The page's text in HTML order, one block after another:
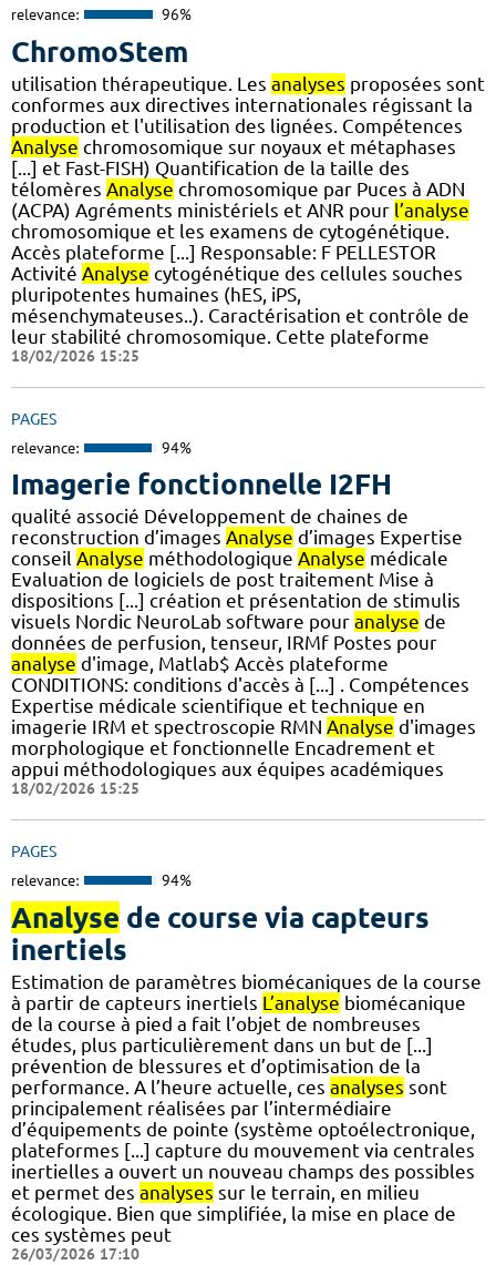
relevance: 96%
ChromoStem
utilisation thérapeutique. Les analyses proposées sont
conformes aux directives internationales régissant la
production et l'utilisation des lignées. Compétences
Analyse chromosomique sur noyaux et métaphases
[...] et Fast-FISH) Quantification de la taille des
télomères Analyse chromosomique par Puces à ADN
(ACPA) Agréments ministériels et ANR pour l’analyse
chromosomique et les examens de cytogénétique.
Accès plateforme [...] Responsable: F PELLESTOR
Activité Analyse cytogénétique des cellules souches
pluripotentes humaines (hES, iPS,
mésenchymateuses..). Caractérisation et contrôle de
leur stabilité chromosomique. Cette plateforme
18/02/2026 15:25
PAGES
relevance: 94%
Imagerie fonctionnelle I2FH
qualité associé Développement de chaines de
reconstruction d’images Analyse d’images Expertise
conseil Analyse méthodologique Analyse médicale
Evaluation de logiciels de post traitement Mise à
dispositions [...] création et présentation de stimulis
visuels Nordic NeuroLab software pour analyse de
données de perfusion, tenseur, IRMf Postes pour
analyse d'image, Matlab$ Accès plateforme
CONDITIONS: conditions d'accès à [...] . Compétences
Expertise médicale scientifique et technique en
imagerie IRM et spectroscopie RMN Analyse d'images
morphologique et fonctionnelle Encadrement et
appui méthodologiques aux équipes académiques
18/02/2026 15:25
PAGES
relevance: 94%
Analyse de course via capteurs
inertiels
Estimation de paramètres biomécaniques de la course
à partir de capteurs inertiels L’analyse biomécanique
de la course à pied a fait l’objet de nombreuses
études, plus particulièrement dans un but de [...]
prévention de blessures et d’optimisation de la
performance. A l’heure actuelle, ces analyses sont
principalement réalisées par l’intermédiaire
d’équipements de pointe (système optoélectronique,
plateformes [...] capture du mouvement via centrales
inertielles a ouvert un nouveau champs des possibles
et permet des analyses sur le terrain, en milieu
écologique. Bien que simplifiée, la mise en place de
ces systèmes peut
26/03/2026 17:10